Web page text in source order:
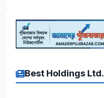
Best Holdings Ltd.